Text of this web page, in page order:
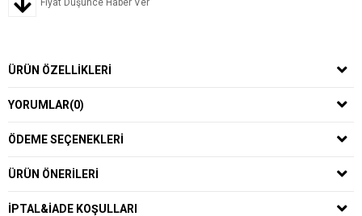
Fiyat Düşünce Haber Ver
ÜRÜN ÖZELLIKLERI
YORUMLAR(0)
ÖDEME SEÇENEKLERI
ÜRÜN ÖNERILERI
İPTAL&İADE KOŞULLARI